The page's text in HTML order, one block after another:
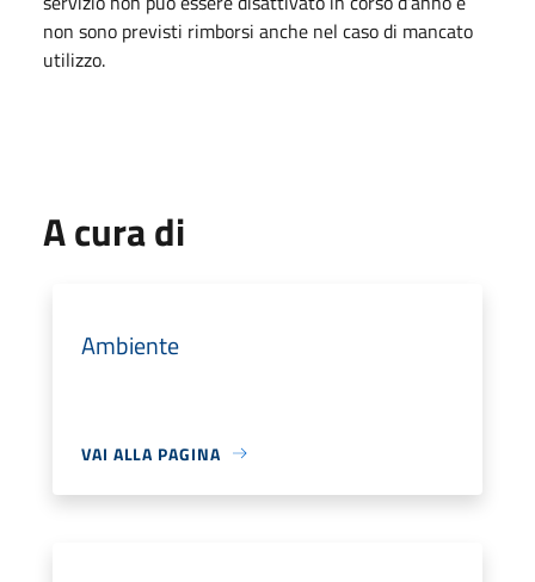
non sono previsti rimborsi anche nel caso di mancato
utilizzo.
A cura di
Ambiente
VAI ALLA PAGINA